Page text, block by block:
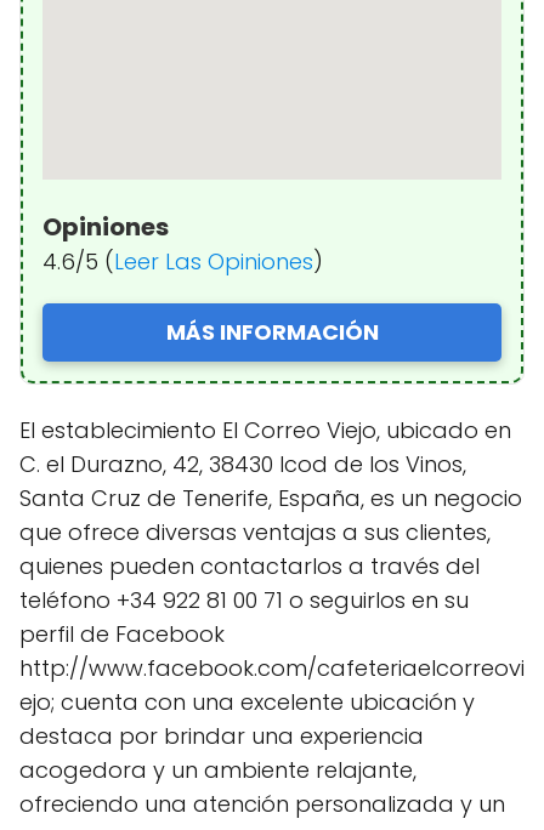
Opiniones
4.6/5 (Leer Las Opiniones)
MÁS INFORMACIÓN
El establecimiento El Correo Viejo, ubicado en
C. el Durazno, 42, 38430 Icod de los Vinos,
Santa Cruz de Tenerife, España, es un negocio
que ofrece diversas ventajas a sus clientes,
quienes pueden contactarlos a través del
teléfono +34 922 81 00 71 o seguirlos en su
perfil de Facebook
http://www.facebook.com/cafeteriaelcorreovi
ejo; cuenta con una excelente ubicación y
destaca por brindar una experiencia
acogedora y un ambiente relajante,
ofreciendo una atención personalizada y un